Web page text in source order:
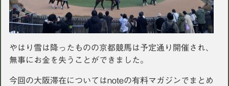
やはり雪は降ったものの京都競馬は予定通り開催され、
無事にお金を失うことができました。
今回の大阪滞在についてはnoteの有料マガジンでまとめ